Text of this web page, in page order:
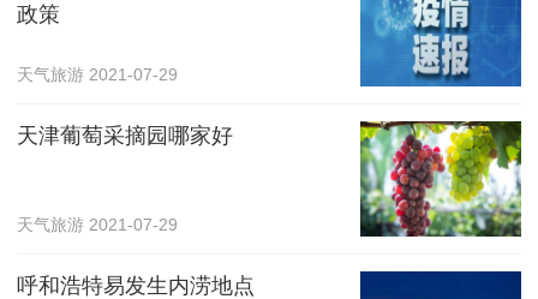
政策
天气旅游 2021-07-29
天津葡萄采摘园哪家好
天气旅游 2021-07-29
呼和浩特易发生内涝地点